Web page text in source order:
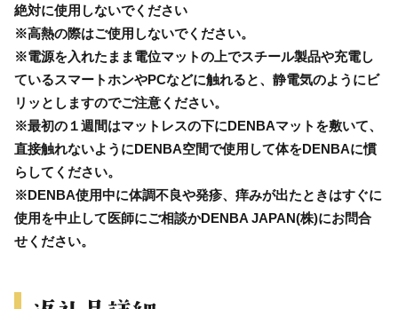
絶対に使用しないでください
※高熱の際はご使用しないでください。
※電源を入れたまま電位マットの上でスチール製品や充電し
ているスマートホンやPCなどに触れると、静電気のようにビ
リッとしますのでご注意ください。
※最初の１週間はマットレスの下にDENBAマットを敷いて、
直接触れないようにDENBA空間で使用して体をDENBAに慣
らしてください。
※DENBA使用中に体調不良や発疹、痒みが出たときはすぐに
使用を中止して医師にご相談かDENBA JAPAN(株)にお問合
せください。